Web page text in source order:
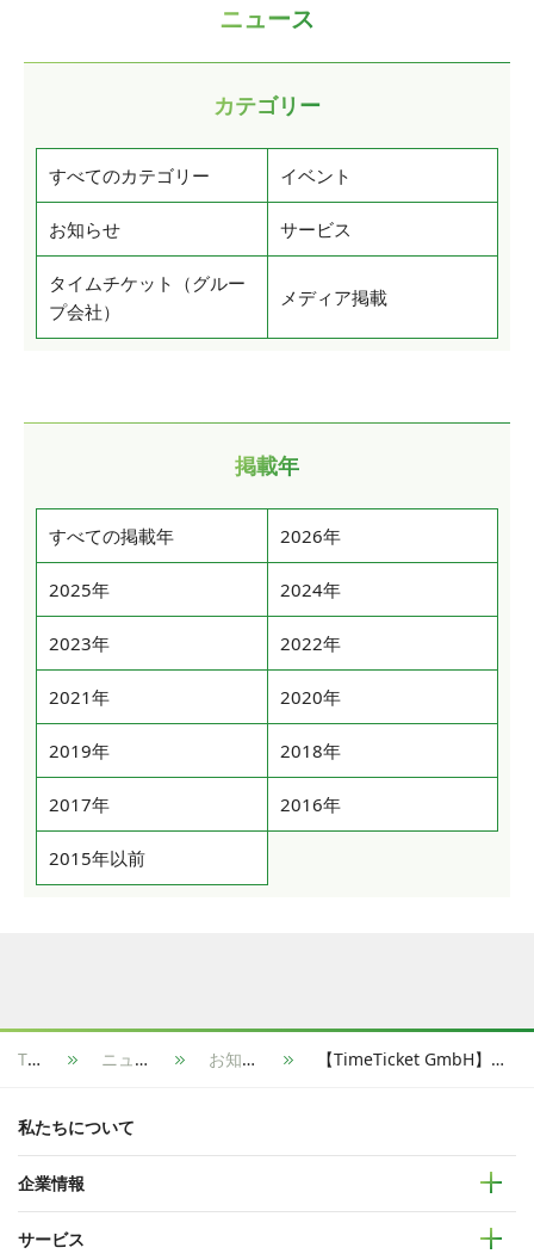
ニュース
カテゴリー
すべてのカテゴリー イベント
お知らせ サービス
タイムチケット（グルー
プ会社）
メディア掲載
掲載年
すべての掲載年 2026年
2025年 2024年
2023年 2022年
2021年 2020年
2019年 2018年
2017年 2016年
2015年以前
TOP ニュース お知らせ 【TimeTicket GmbH】仮想通貨「タイムコイン」、BitForexに上場決定
私たちについて
企業情報
サービス